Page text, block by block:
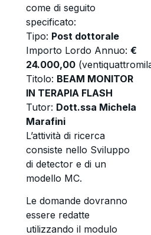
come di seguito
specificato:
Tipo: Post dottorale
Importo Lordo Annuo: €
24.000,00
Titolo: BEAM MONITOR
IN TERAPIA FLASH
Tutor: Dott.ssa Michela
Marafini
L’attività di ricerca
consiste nello Sviluppo
di detector e di un
modello MC.
Le domande dovranno
essere redatte
utilizzando il modulo